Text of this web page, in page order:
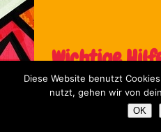
Wichtige
Bedürftige
Diese Website benutzt
nutzt, gehen wir von
OK